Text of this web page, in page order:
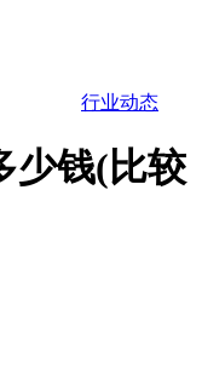
行业动态
少钱(比较